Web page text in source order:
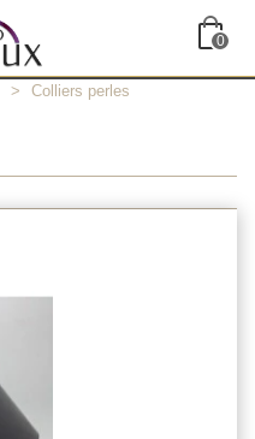
0
> Colliers perles